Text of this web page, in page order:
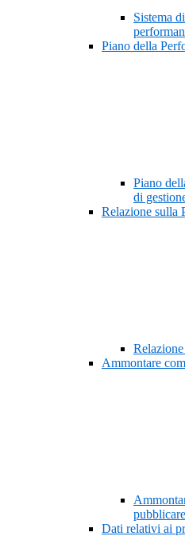
Sistema
Piano della
Piano
di
Relazione sulla
Ammontare
Dati relativi ai